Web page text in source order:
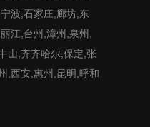
波,石家庄,廊坊,东
江,台州,漳州,泉州,
山,齐齐哈尔,保定,张
,西安,惠州,昆明,呼和